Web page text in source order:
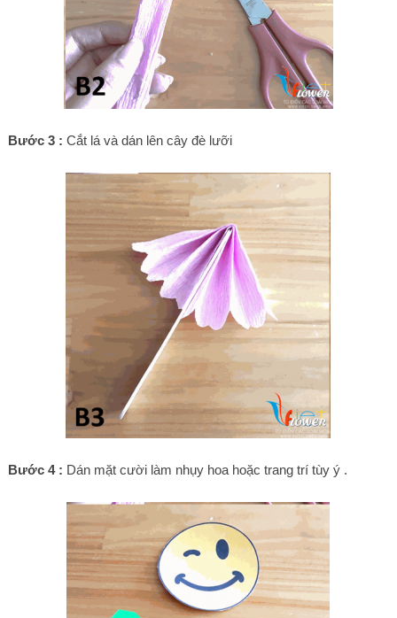
Bước 3 : Cắt lá và dán lên cây đè lưỡi
Bước 4 : Dán mặt cười làm nhụy hoa hoặc trang trí tùy ý .